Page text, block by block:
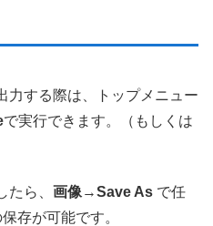
力する際は、トップメニュー
で実行できます。（もしくは
ら、 画像 →Save As で任
存が可能です。